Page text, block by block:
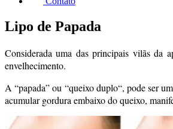
Lipo de Papada
Considerada uma das principais vilãs da
envelhecimento.
A “papada” ou “queixo duplo“, pode ser
acumular gordura embaixo do queixo,